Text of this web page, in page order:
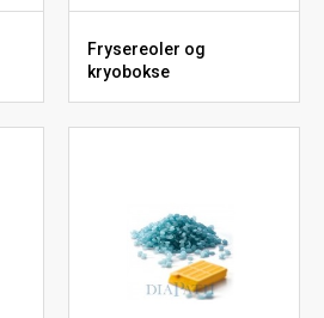
Frysereoler og
kryobokse